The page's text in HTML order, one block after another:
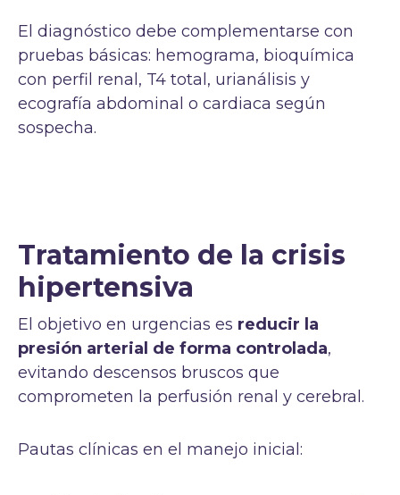
El diagnóstico debe complementarse con
pruebas básicas: hemograma, bioquímica
con perfil renal, T4 total, urianálisis y
ecografía abdominal o cardiaca según
sospecha.
Tratamiento de la crisis
hipertensiva
El objetivo en urgencias es reducir la
presión arterial de forma controlada,
evitando descensos bruscos que
comprometen la perfusión renal y cerebral.
Pautas clínicas en el manejo inicial: